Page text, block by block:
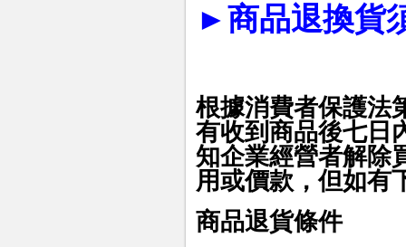
►商品退換貨
根據消費者保護法
有收到商品後七日
知企業經營者解除
用或價款，但如有
商品退貨條件